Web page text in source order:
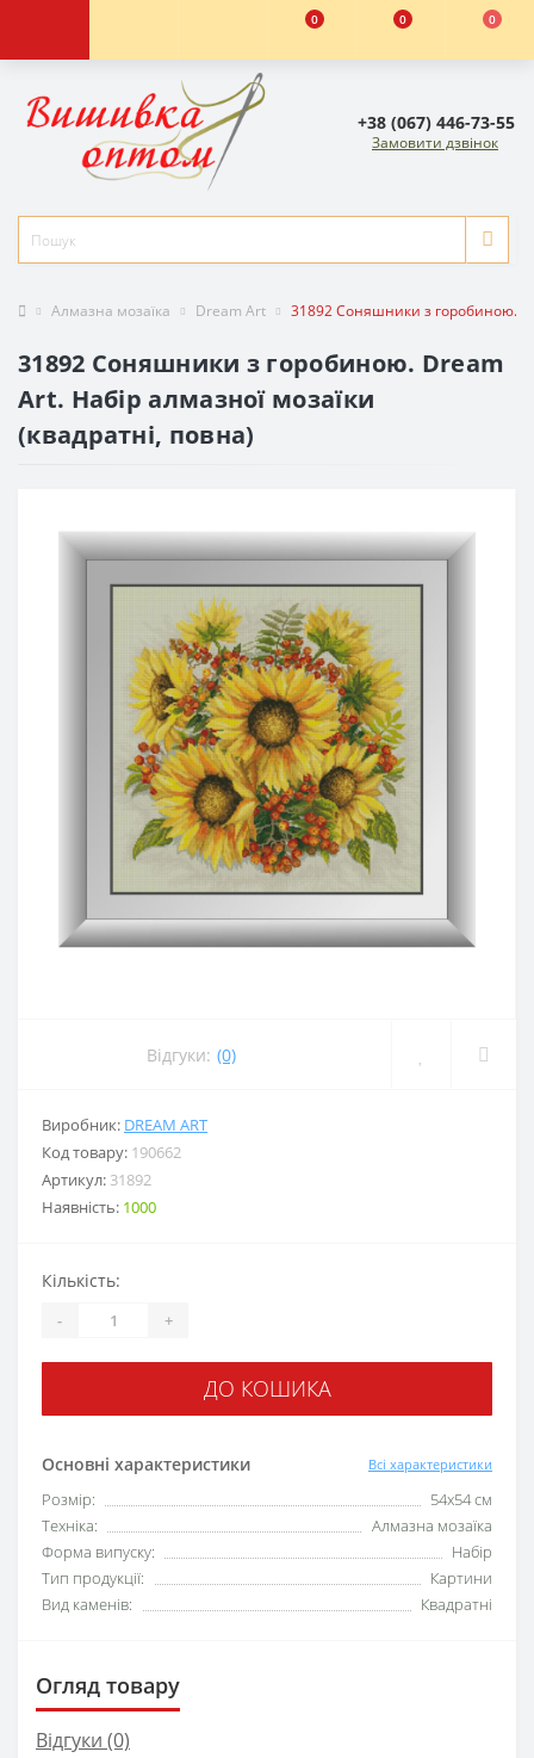
0 0 0
+38 (067) 446-73-55
Замовити дзвінок
Алмазна мозаїка Dream Art 31892 Соняшники з горобиною.
31892 Соняшники з горобиною. Dream
Art. Набір алмазної мозаїки
(квадратні, повна)
Відгуки: (0)
Виробник: DREAM ART
Код товару: 190662
Артикул: 31892
Наявність: 1000
Основні характеристики Всі характеристики
Розмір:
54x54 см
Техніка:
Алмазна мозаїка
Форма випуску:
Набір
Тип продукції:
Картини
Вид каменів:
Квадратні
Кількість:
- +
ДО КОШИКА
Огляд товару
Відгуки (0)